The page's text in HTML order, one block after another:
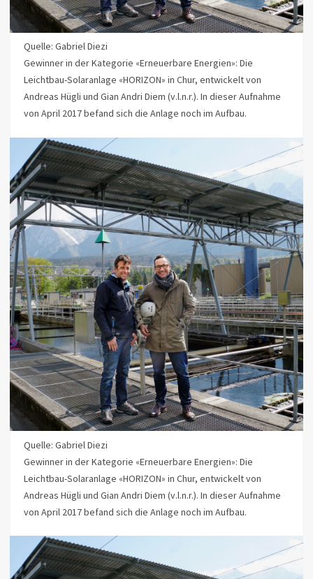
Quelle: Gabriel Diezi
Gewinner in der Kategorie «Erneuerbare Energien»: Die
Leichtbau-Solaranlage «HORIZON» in Chur, entwickelt von
Andreas Hügli und Gian Andri Diem (v.l.n.r.). In dieser Aufnahme
von April 2017 befand sich die Anlage noch im Aufbau.
Quelle: Gabriel Diezi
Gewinner in der Kategorie «Erneuerbare Energien»: Die
Leichtbau-Solaranlage «HORIZON» in Chur, entwickelt von
Andreas Hügli und Gian Andri Diem (v.l.n.r.). In dieser Aufnahme
von April 2017 befand sich die Anlage noch im Aufbau.